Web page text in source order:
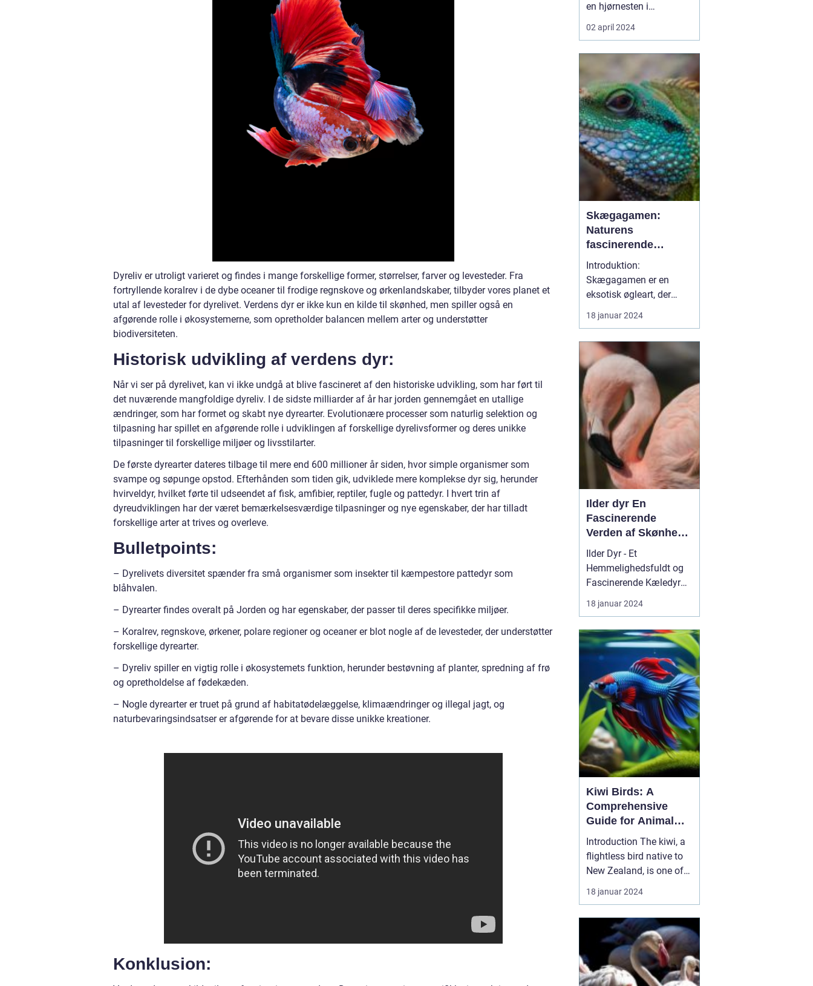
Dyreliv er utroligt varieret og findes i mange forskellige former, størrelser, farver og levesteder. Fra
fortryllende koralrev i de dybe oceaner til frodige regnskove og ørkenlandskaber, tilbyder vores planet et
utal af levesteder for dyrelivet. Verdens dyr er ikke kun en kilde til skønhed, men spiller også en
afgørende rolle i økosystemerne, som opretholder balancen mellem arter og understøtter
biodiversiteten.
Historisk udvikling af verdens dyr:
Når vi ser på dyrelivet, kan vi ikke undgå at blive fascineret af den historiske udvikling, som har ført til
det nuværende mangfoldige dyreliv. I de sidste milliarder af år har jorden gennemgået en utallige
ændringer, som har formet og skabt nye dyrearter. Evolutionære processer som naturlig selektion og
tilpasning har spillet en afgørende rolle i udviklingen af forskellige dyrelivsformer og deres unikke
tilpasninger til forskellige miljøer og livsstilarter.
De første dyrearter dateres tilbage til mere end 600 millioner år siden, hvor simple organismer som
svampe og søpunge opstod. Efterhånden som tiden gik, udviklede mere komplekse dyr sig, herunder
hvirveldyr, hvilket førte til udseendet af fisk, amfibier, reptiler, fugle og pattedyr. I hvert trin af
dyreudviklingen har der været bemærkelsesværdige tilpasninger og nye egenskaber, der har tilladt
forskellige arter at trives og overleve.
Bulletpoints:
– Dyrelivets diversitet spænder fra små organismer som insekter til kæmpestore pattedyr som
blåhvalen.
– Dyrearter findes overalt på Jorden og har egenskaber, der passer til deres specifikke miljøer.
– Koralrev, regnskove, ørkener, polare regioner og oceaner er blot nogle af de levesteder, der understøtter
forskellige dyrearter.
– Dyreliv spiller en vigtig rolle i økosystemets funktion, herunder bestøvning af planter, spredning af frø
og opretholdelse af fødekæden.
– Nogle dyrearter er truet på grund af habitatødelæggelse, klimaændringer og illegal jagt, og
naturbevaringsindsatser er afgørende for at bevare disse unikke kreationer.
Konklusion:
en hjørnesten i
samfundet, og en af de
mest vitale aktører i
tvivl kvægdyrlægen.
Disse fagfolk er
essentielle i deres rolle
med at sikre sundhed og
velfærd for et af de mest
udbredte lan...
02 april 2024
Skægagamen:
Naturens
fascinerende
krybdyr
Introduktion:
Skægagamen er en
eksotisk øgleart, der
tiltrækker
opmærksomhed fra
over hele verden. Med
sin imponerende
størrelse og
karakteristiske udseende
er skægagamen blevet
et populært kæledyr
blandt reptilentusiaster.
I...
18 januar 2024
Ilder dyr En
Fascinerende
Verden af Skønhed
og Energi
Ilder Dyr - Et
Hemmelighedsfuldt og
Fascinerende Kæledyr
Hvad er en Ilder? Det er
en drø...
18 januar 2024
Kiwi Birds: A
Comprehensive
Guide for Animal
Lovers
Introduction The kiwi, a
flightless bird native to
New Zealand, is one of
the most fascinating
and unique creatures on
appearance and
interesting behaviors, it
captures the hearts of
animal enthusiasts
18 januar 2024